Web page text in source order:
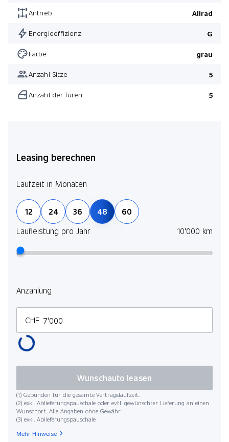
Pack Xenium
Pack Power Seats
Antrieb Allrad
Energieeffizienz G
Farbe grau
Anzahl Sitze 5
Anzahl der Türen 5
Leasing berechnen
Laufzeit in Monaten
12 24 36 48
60
Laufleistung pro Jahr
10'000 km
Anzahlung
CHF
(1) Gebunden für die gesamte Vertragslaufzeit.
(2) exkl. Ablieferungspauschale oder evtl. gewünschter Lieferung an einen
Wunschort. Alle Angaben ohne Gewähr.
(3) exkl. Ablieferungspauschale
Wunschauto leasen
Mehr Hinweise